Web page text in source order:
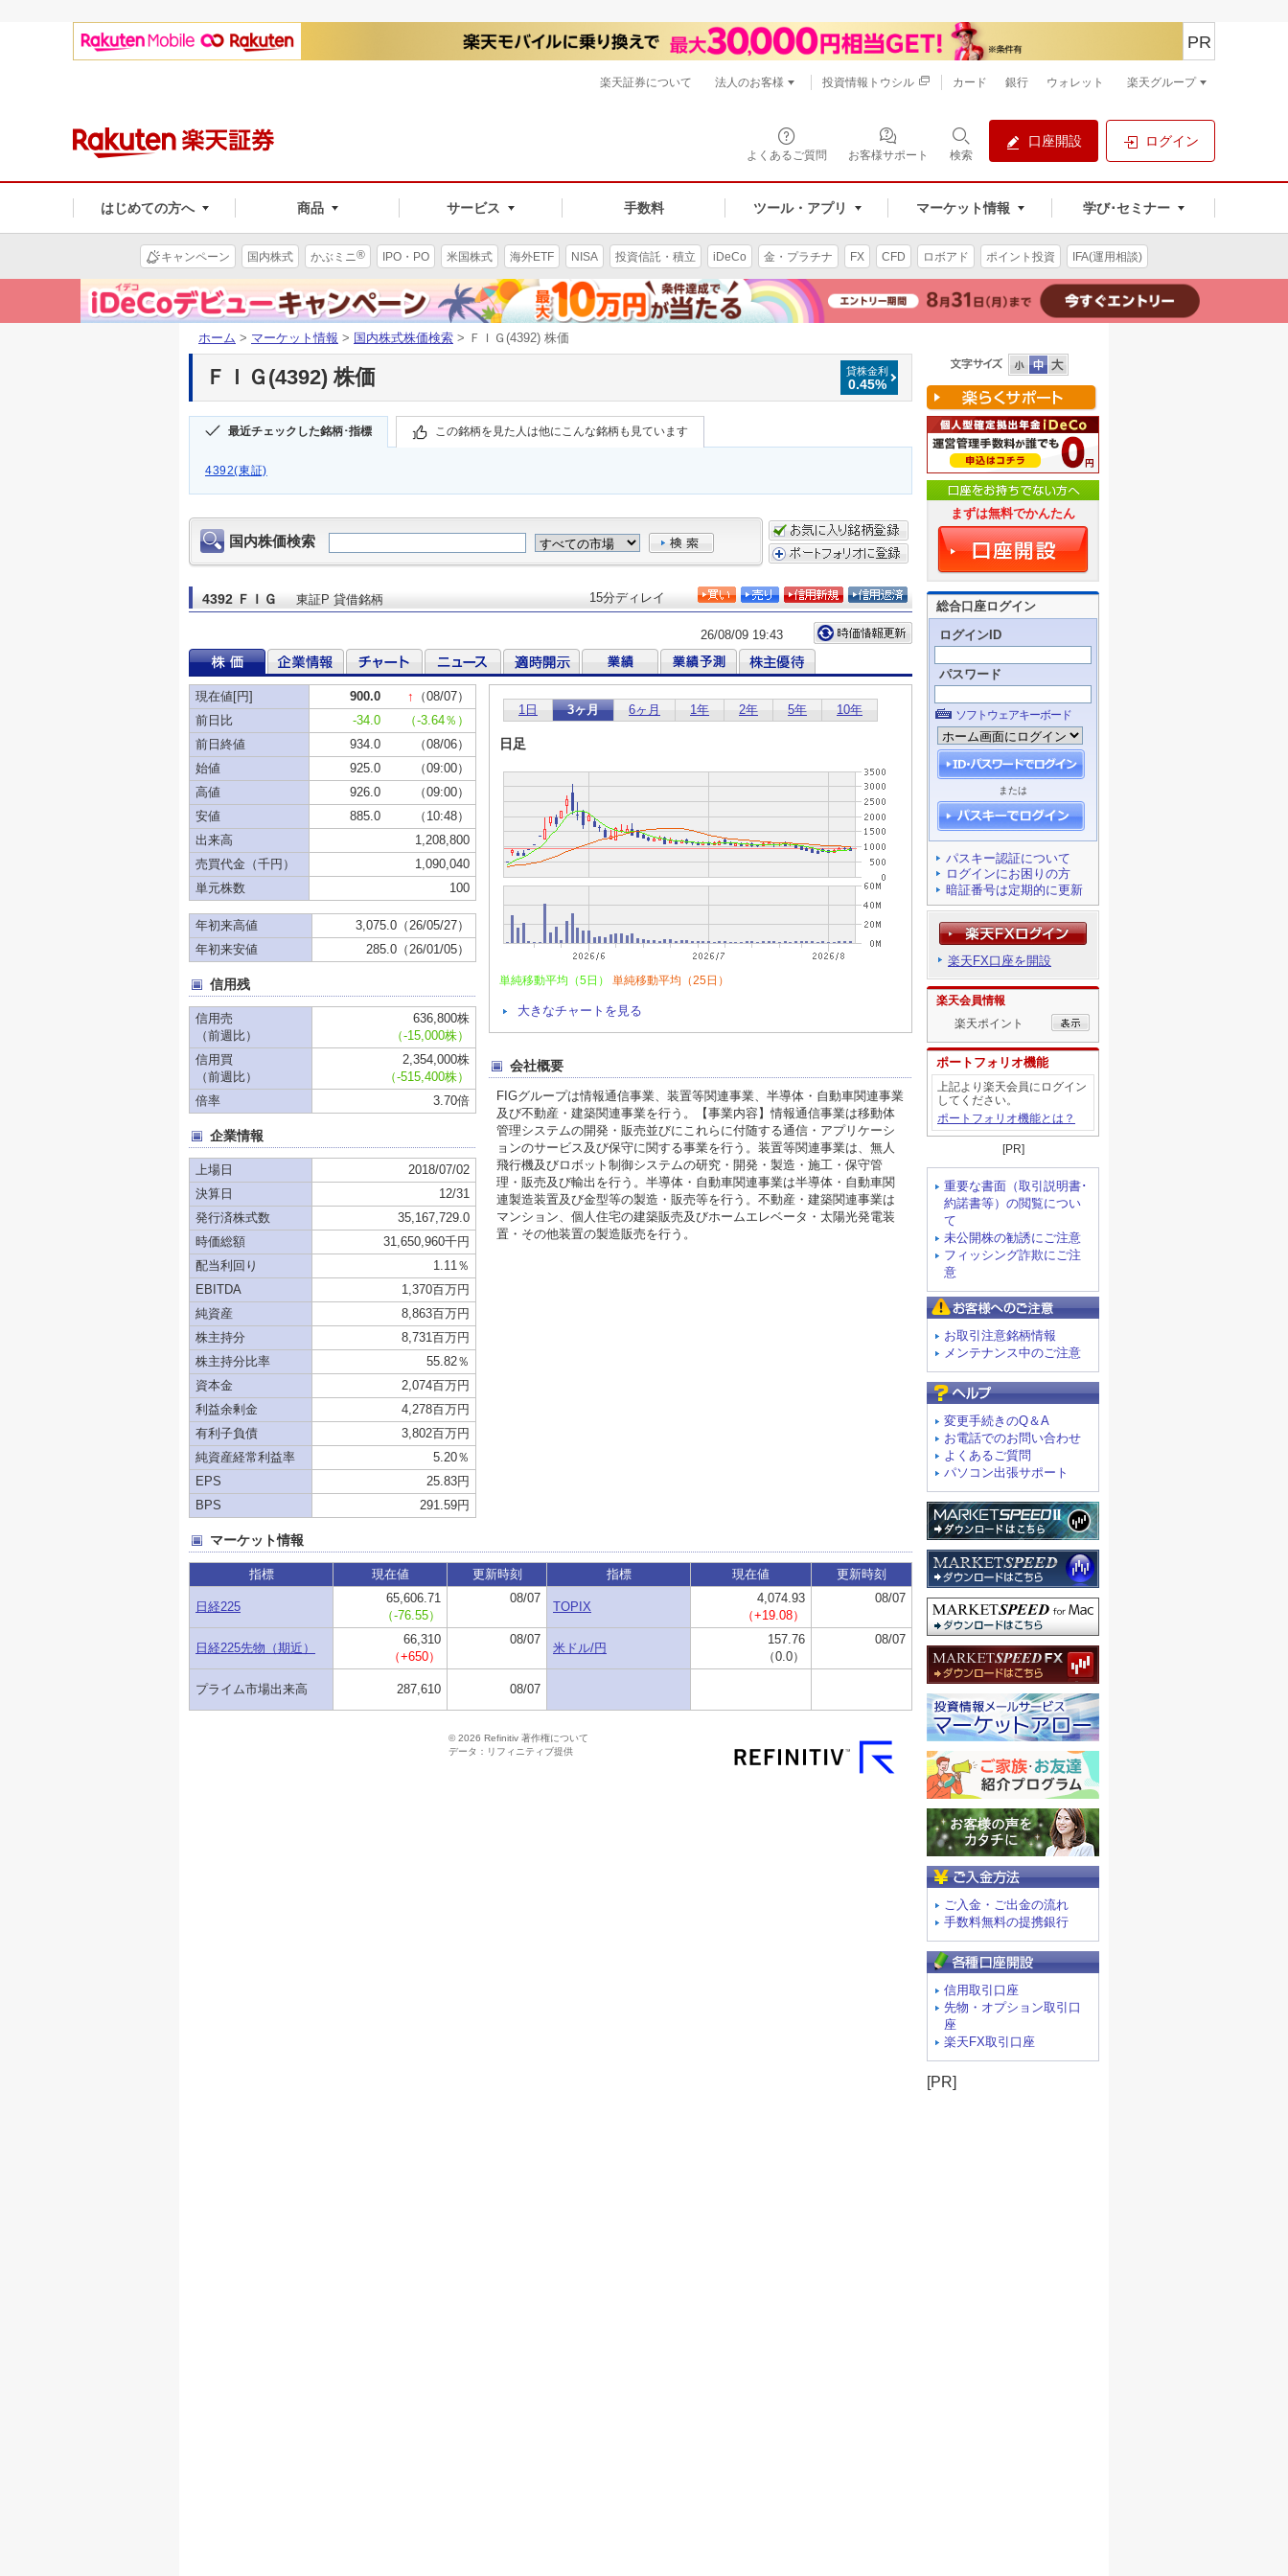
よくあるご質問 お客様サポート 検索
口座開設 ログイン
はじめての方へ 商品 サービス 手数料 ツール・アプリ マーケット情報 学び･セミナー
PR
楽天証券について 法人のお客様 投資情報トウシル カード 銀行 ウォレット 楽天グループ
キャンペーン 国内株式 かぶミニ® IPO・PO 米国株式 海外ETF NISA 投資信託・積立 iDeCo 金・プラチナ FX CFD ロボアド ポイント投資 IFA(運用相談)
ホーム > マーケット情報 > 国内株式株価検索 > ＦＩＧ(4392) 株価
貸株金利
0.45%
ＦＩＧ(4392) 株価
最近チェックした銘柄･指標 この銘柄を見た人は他にこんな銘柄も見ています
4392(東証)
まずは無料でかんたん
総合口座ログイン
ログインID
パスワード
ソフトウェアキーボード
または
パスキー認証について
ログインにお困りの方
暗証番号は定期的に更新
楽天FX口座を開設
楽天会員情報
楽天ポイント
ポートフォリオ機能
上記より楽天会員にログイン
してください。
ポートフォリオ機能とは？
[PR]
重要な書面（取引説明書･
約諾書等）の閲覧につい
て
未公開株の勧誘にご注意
フィッシング詐欺にご注
意
お取引注意銘柄情報
メンテナンス中のご注意
変更手続きのQ＆A
お電話でのお問い合わせ
よくあるご質問
パソコン出張サポート
ご入金・ご出金の流れ
手数料無料の提携銀行
信用取引口座
先物・オプション取引口
座
楽天FX取引口座
[PR]